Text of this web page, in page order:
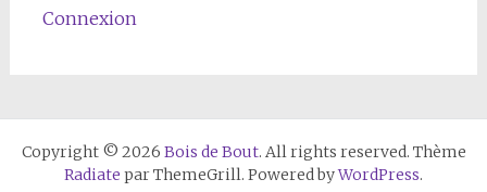
Connexion
Copyright © 2026 Bois de Bout. All rights reserved. Thème
Radiate par ThemeGrill. Powered byWordPress.